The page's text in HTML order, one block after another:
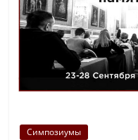
Симпозиумы